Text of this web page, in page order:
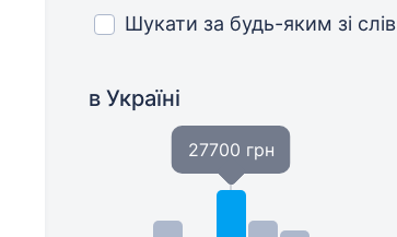
Шукати за будь-яким зі слів
в Україні
27700 грн